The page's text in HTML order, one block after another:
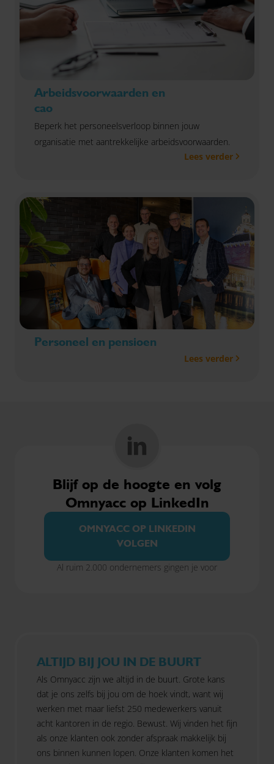
Arbeidsvoorwaarden en
cao
Beperk het personeelsverloop binnen jouw
organisatie met aantrekkelijke arbeidsvoorwaarden.
Lees verder
Personeel en pensioen
Lees verder
Blijf op de hoogte en volg
Omnyacc op LinkedIn
OMNYACC OP LINKEDIN
VOLGEN
Al ruim 2.000 ondernemers gingen je voor
ALTIJD BIJ JOU IN DE BUURT
Als Omnyacc zijn we altijd in de buurt. Grote kans
dat je ons zelfs bij jou om de hoek vindt, want wij
werken met maar liefst 250 medewerkers vanuit
acht kantoren in de regio. Bewust. Wij vinden het fijn
als onze klanten ook zonder afspraak makkelijk bij
ons binnen kunnen lopen. Onze klanten komen het